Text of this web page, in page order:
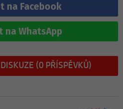
na Facebook
na WhatsApp
(0 PŘÍSPĚVKŮ)